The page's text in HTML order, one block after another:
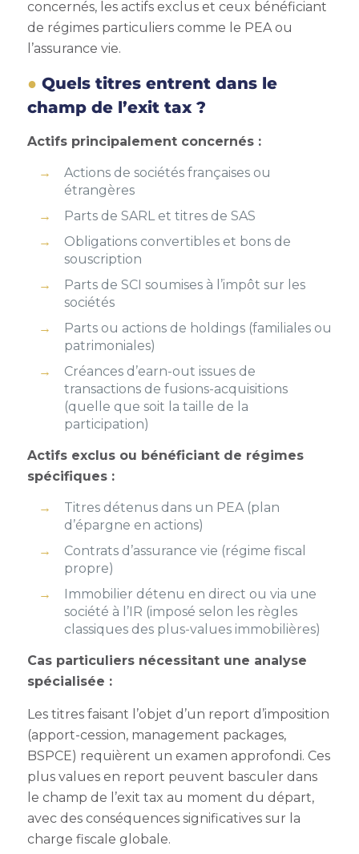
concernés, les actifs exclus et ceux bénéficiant
de régimes particuliers comme le PEA ou
l’assurance vie.
Quels titres entrent dans le
champ de l’exit tax ?
Actifs principalement concernés :
Actions de sociétés françaises ou
étrangères
Parts de SARL et titres de SAS
Obligations convertibles et bons de
souscription
Parts de SCI soumises à l’impôt sur les
sociétés
Parts ou actions de holdings (familiales ou
patrimoniales)
Créances d’earn-out issues de
transactions de fusions-acquisitions
(quelle que soit la taille de la
participation)
Actifs exclus ou bénéficiant de régimes
spécifiques :
Titres détenus dans un PEA (plan
d’épargne en actions)
Contrats d’assurance vie (régime fiscal
propre)
Immobilier détenu en direct ou via une
société à l’IR (imposé selon les règles
classiques des plus-values immobilières)
Cas particuliers nécessitant une analyse
spécialisée :
Les titres faisant l’objet d’un report d’imposition
(apport-cession, management packages,
BSPCE) requièrent un examen approfondi. Ces
plus values en report peuvent basculer dans
le champ de l’exit tax au moment du départ,
avec des conséquences significatives sur la
charge fiscale globale.